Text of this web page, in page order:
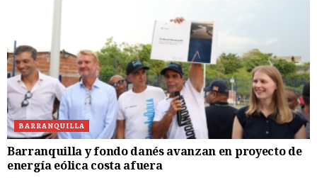
BARRANQUILLA
Barranquilla y fondo danés avanzan en proyecto de
energía eólica costa afuera